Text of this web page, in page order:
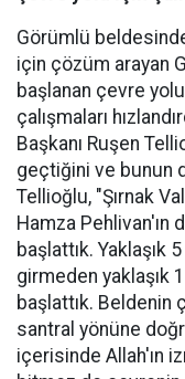
Görümlü
için çözüm arayan
başlanan çevre
çalışmaları
Başkanı Ruşen
geçtiğini ve bunun
Tellioğlu, "Şırnak
Hamza
başlattık. Yaklaşık
girmeden yaklaşık
başlattık. Beldenin
santral yönüne
içerisinde Allah'ın